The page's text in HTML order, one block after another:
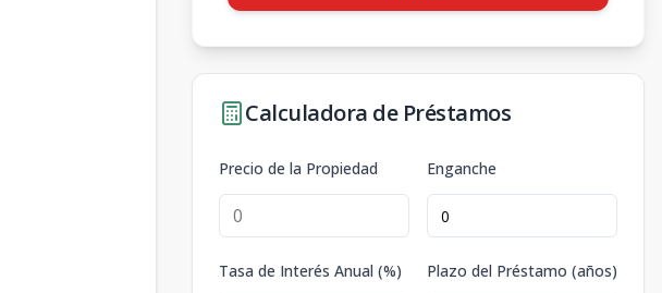
Calculadora de Préstamos
Precio de la Propiedad Enganche
Tasa de Interés Anual (%) Plazo del Préstamo (años)